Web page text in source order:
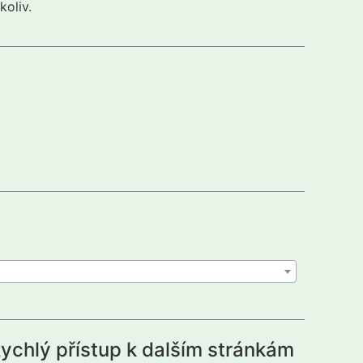
přístup k dalším stránkám